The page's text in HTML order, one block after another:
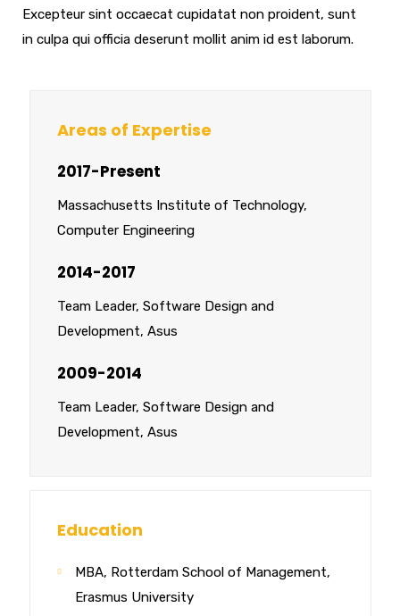
Excepteur sint occaecat cupidatat non proident, sunt
in culpa qui officia deserunt mollit anim id est laborum.
Areas of Expertise
2017-Present
Massachusetts Institute of Technology,
Computer Engineering
2014-2017
Team Leader, Software Design and
Development, Asus
2009-2014
Team Leader, Software Design and
Development, Asus
Education
MBA, Rotterdam School of Management,
Erasmus University